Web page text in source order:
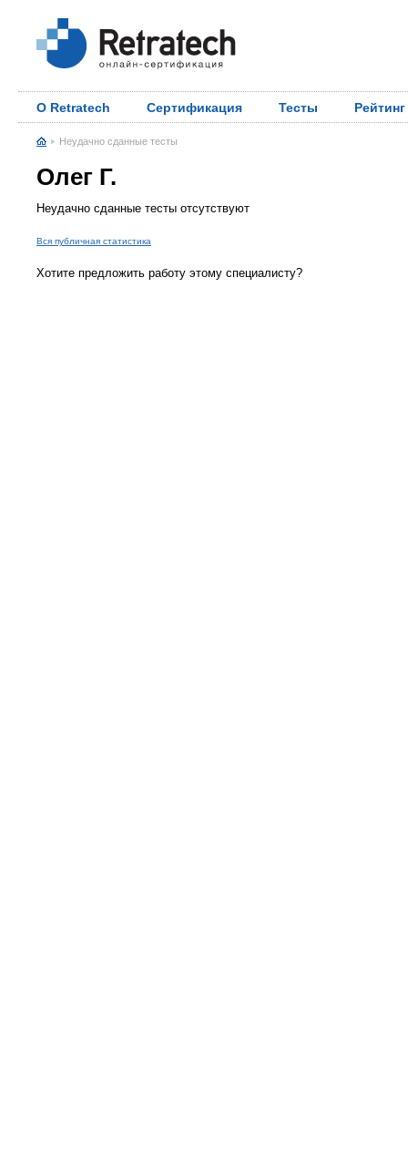
О Retratech Сертификация Тесты Рейтинг
Неудачно сданные тесты
Олег Г.
Неудачно сданные тесты отсутствуют
Вся публичная статистика
Хотите предложить работу этому специалисту?